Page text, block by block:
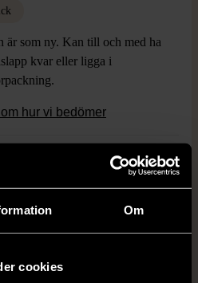
Om
cookies
är som ny. Kan till och med ha
kvar eller ligga i
om hur vi bedömer
finns enbart som 1 st i lager.
990 kr.